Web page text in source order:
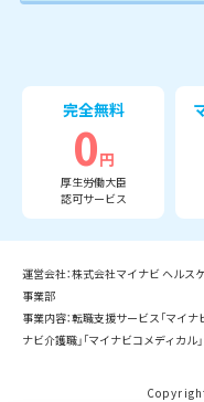
完全無料
0円
厚生労働大臣
認可サービス
運営会社：株式会社マイナビ ヘル
事業部
事業内容：転職支援サービス「マイナ
ナビ介護職」「マイナビコメディカル